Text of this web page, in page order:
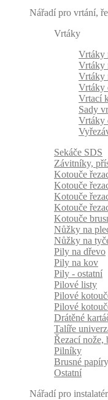
Nářadí pro vrtání,
Vrtáky
Vrtáky
Vrtáky
Vrtáky
Vrtáky
Vrtací
Sady
Vrtáky
Sekáče SDS
Závitníky,
Kotouče
Kotouče
Kotouče
Kotouče
Kotouče
Nůžky na
Nůžky na
Pily na dřevo
Pily na kov
Pily - ostatní
Pilové listy
Pilové
Pilové
Drátěné
Talíře
Řezací nože,
Pilníky
Brusné
Ostatní
Nářadí pro